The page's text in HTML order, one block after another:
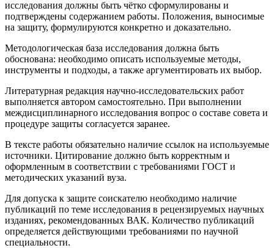
исследования должны быть чётко сформулированы и
подтверждены содержанием работы. Положения, выносимые
на защиту, формулируются конкретно и доказательно.
Методологическая база исследования должна быть
обоснована: необходимо описать используемые методы,
инструменты и подходы, а также аргументировать их выбор.
Литературная редакция научно-исследовательских работ
выполняется автором самостоятельно. При выполнении
междисциплинарного исследования вопрос о составе совета и
процедуре защиты согласуется заранее.
В тексте работы обязательно наличие ссылок на используемые
источники. Цитирование должно быть корректным и
оформленным в соответствии с требованиями ГОСТ и
методических указаний вуза.
Для допуска к защите соискателю необходимо наличие
публикаций по теме исследования в рецензируемых научных
изданиях, рекомендованных ВАК. Количество публикаций
определяется действующими требованиями по научной
специальности.